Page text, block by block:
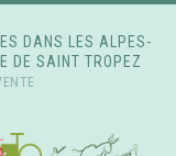
DANS LES ALPES-
DE SAINT TROPEZ